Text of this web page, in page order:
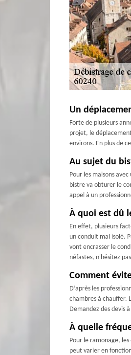
Un
Forte de plusieurs
projet, le
environs. En plus de
Au sujet du
Pour les maisons
bistre va obturer le
appel à un
À quoi est dû
En effet, plusieurs
un conduit mal isolé.
vont encrasser le
néfastes, n'hésitez
Comment
D’après les
chambres à chauffer.
Demandez des devis
À quelle
Pour le ramonage,
peut varier en